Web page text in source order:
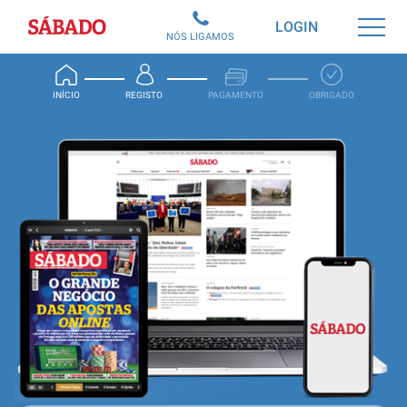
Sábado
INÍCIO REGISTO PAGAMENTO OBRIGADO
LOGIN
NÓS LIGAMOS